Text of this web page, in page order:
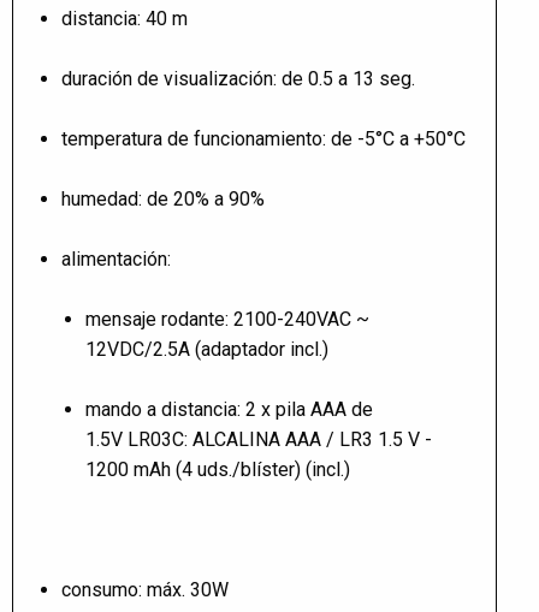
distancia: 40 m
duración de visualización: de 0.5 a 13 seg.
temperatura de funcionamiento: de -5°C a +50°C
humedad: de 20% a 90%
alimentación:
mensaje rodante: 2100-240VAC ~
12VDC/2.5A (adaptador incl.)
mando a distancia: 2 x pila AAA de
1.5V LR03C: ALCALINA AAA / LR3 1.5 V -
1200 mAh (4 uds./blíster) (incl.)
consumo: máx. 30W